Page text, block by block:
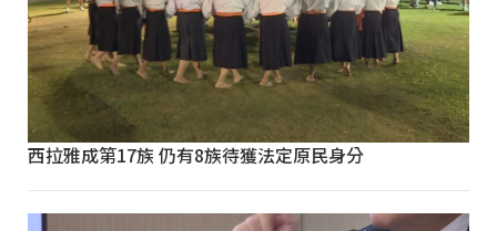
西拉雅成第17族 仍有8族待獲法定原民身分